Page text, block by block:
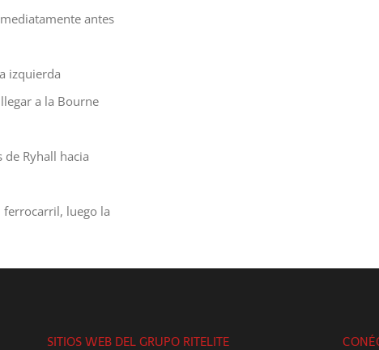
antes
izquierda
a la Bourne
de Ryhall hacia
ferrocarril, luego la
SITIOS WEB DEL GRUPO RITELITE